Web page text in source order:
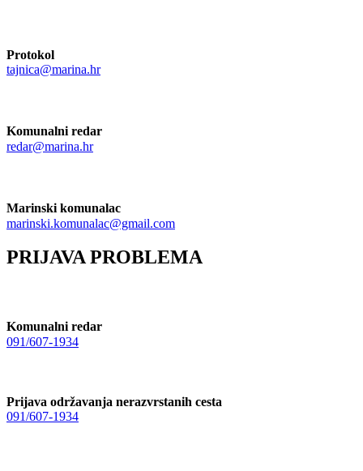
Protokol
tajnica@marina.hr
Komunalni redar
redar@marina.hr
Marinski komunalac
marinski.komunalac@gmail.com
PRIJAVA PROBLEMA
Komunalni redar
091/607-1934
Prijava održavanja nerazvrstanih cesta
091/607-1934